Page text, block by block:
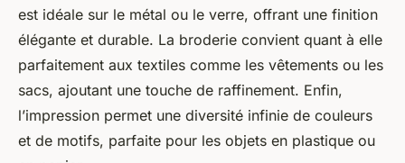
est idéale sur le métal ou le verre, offrant une finition
élégante et durable. La broderie convient quant à elle
parfaitement aux textiles comme les vêtements ou les
sacs, ajoutant une touche de raffinement. Enfin,
l’impression permet une diversité infinie de couleurs
et de motifs, parfaite pour les objets en plastique ou